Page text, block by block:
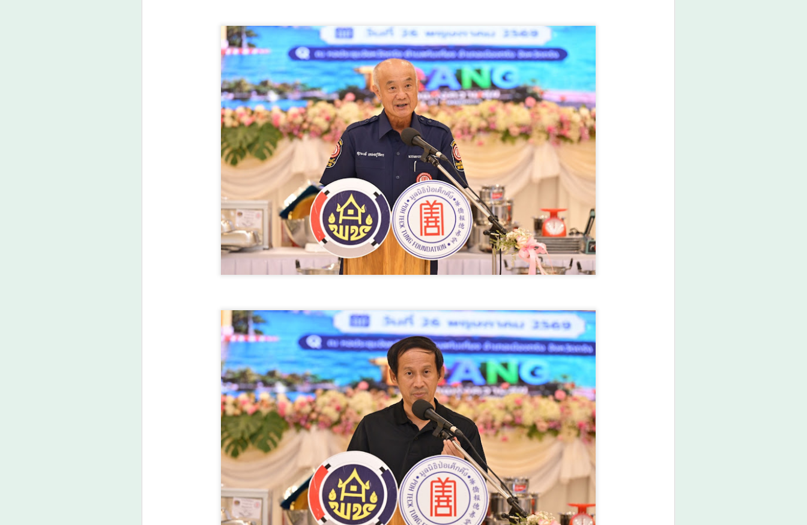
วัฒนธรรม แถลงข่าวเปิดตัว
โครงการประกวดอัตลักษณ์อาหาร
ภูมิภาค "รสถิ่นไทย" ณ มูลนิธิ
กองทุนนิยมไทย เขตบางรัก
กรุงเทพฯ เพื่อรวบรวม ยกระดับ และ
ส่งเสริมอัตลักษณ์อาหารท้องถิ่นไทย
สู่การสร้างมูลค่าเพิ่มทางเศรษฐกิจ
และการท่องเที่ยวเชิงอาหาร อย่าง
ยั่งยืน
งานแถลงข่า
เติมอีก 1 แห่ง ตามที่กระทรวง
วัฒนธรรม (วธ.) เสนอ เพื่อเป็นวัด
คาทอลิกตามระเบียบสำนักนายก
รัฐมนตรี ว่าด้วยแนวทางพิจารณาใน
การจัดตั้งวัดบาทหลวง
โรมันคาทอลิก พ.ศ.
“AppTech”​ ยกกำลังประเทศไทยจากฐานราก​ เมื่อ
เทคโนโลยีที่เหมาะสมเป็นกลไกยกระดับทุนมนุษย์
“AppTech”​ ยกกำลังประเทศไทยจากฐานราก​ เมื่อเทคโนโลยีที่เหมาะสมเป็น
กลไกยกระดับทุนมนุษย์
หน่วยบริหารจัดการทุนด้านพัฒนาพื้นที่ (บพท.) สำนักงานเร่งรัดการวิจัย
และนวัตกรรมเพื่อเพิ่มความสามารถการแข่งขันและการพัฒนาพื้นที่
(องค์การมหาชน)
ประเทศไทยกำลังเข้าสู่ช่วงเวลาที่โจทย์เศรษฐกิจไม่ใช่เพียง “ทำอย่างไรให้
เศรษฐกิจเติบโต” แต่คือ ทำอย่างไรให้การเติบโตทางเศรษฐกิจสร้างโอกาสให้
คนจำนวนมากขึ้น และทำให้คนในทุกพื้นที่สามารถเป็นผู้สร้างมูลค่าทาง
เศรษฐกิจได้ด้วยตนเอง
ศาสตราจารย์ ดร.ยศชนัน วงศ์สวัสดิ์ รองนายกรั
AUG
4
กรมบังคับคดี กระทรวงยุติธรรม ประกาศความพร้อมอีก
ครั้งในการเข้าร่วมงานมหกรรมทางการเงินครั้งยิ่งใหญ่
ของภาคตะวันออกเฉียงเหนือ Money Expo Korat 2026
ภายใต้คอนเซปต์ "LED Smart Partner" มุ่งเน้นการเป็น
คู่คิดอัจฉริยะที่ช่วยเปลี่ยนเรื่องหนี้ที่ซับซ้อนให้กลายเป็น
เรื่องง่าย พร้อมมอบโอกาสการเริ่มต้นใหม่ทางการเงิน
ให้กับพี่น้องประชาชน
กรมบังคับคดี กระทรวงยุติธรรม ประกาศความพร้อมอีกครั้งในการเข้าร่วม
โอกาสการเริ่มต้นใหม่ทางการเงินให้กับพี่น้องประชาชน
ในสภาวะเศรษฐกิจปัจจุบันที่หลายคนเผชิญกับภาระหนี้สิน กรมบังคับคดี
ตอกย้ำบทบาทการเป็นที่ปรึกษาและผู้ช่วยจัดการปัญหาอย่างยั่งยืน โดย
ภายในงานจะมีการให้บริการครอบคลุม 3 ด้านหลัก
• ใ
4
ควรใช้ที่นอนแบบเดียวกัน
ที่นอนตามสรีระ คืออะไร? ทำไมคนรูปร่างต่างกัน ไม่ควรใช้ที่นอนแบบ
เดียวกัน
บทความเกี่ยวกับ mr.big อัปเดตข้อมูลล่าสุด มิถุนายน 2569
ไฮไลท์์​ที่นอนที่ดีอาจไม่ใช่ที่นอนที่นุ่มที่สุด แต่เป็นที่นอนที่เหมาะกับสรีระ
ของแต่ละคน​ คนที่มีรูปร่าง น้ำหนัก และท่านอนต่างกัน ย่อมต้องการที่นอนที่
มีการรองรับที่แตกต่างกัน​ รู้จักแนวคิด"ที่นอนตามสรีระ"และเหตุผลที่หลาย
แบรนด์เริ่มใช้ข้อมูล ทางวิทยาศาสตร์ ในการเลือกที่นอน
เวลาซื้อรองเท้า เรามักเลือกตามไซซ์ของตัวเอง หรือการตัดแว่น ก็ตรวจวัด
สายตาก่อนเลือกเลนส์ แต่เมื่อ
AUG
4
ศน. ร่วมกับเครือข่าย 25 จังหวัดภาคกลาง ขับเคลื่อน
แผนส่งเสริมคุณธรรมแห่งชาติ ระยะที่ 3 มุ่งสู่สังคม
คุณธรรมอย่างยั่งยืน
ศน. ร่วมกับเครือข่าย 25 จังหวัดภาคกลาง ขับเคลื่อนแผนส่งเสริมคุณธรรม
แห่งชาติ ระยะที่ 3 มุ่งสู่สังคมคุณธรรมอย่างยั่งยืน
เมื่อวันที่ 17 กรกฎาคม 2569 เวลา 09.00 น. ที่ผ่านมา กรมการศาสนา